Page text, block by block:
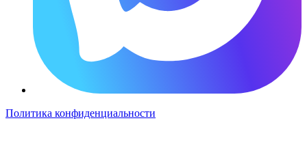
Политика конфиденциальности